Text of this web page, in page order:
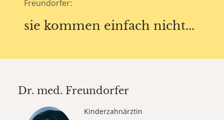
Freundorfer:
sie kommen einfach nicht...
Dr. med. Freundorfer
Kinderzahnärztin